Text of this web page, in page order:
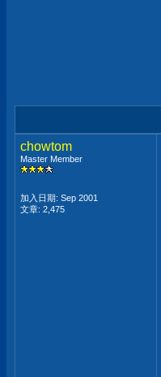
chowtom
Master Member
加入日期: Sep 2001
文章: 2,475